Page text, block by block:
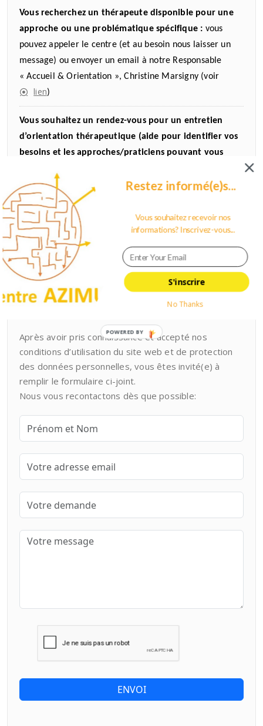
Vous recherchez un thérapeute disponible pour une
approche ou une problématique spécifique : vous
pouvez appeler le centre (et au besoin nous laisser un
message) ou envoyer un email à notre Responsable
« Accueil & Orientation », Christine Marsigny (voir
lien)
Vous souhaitez un rendez-vous pour un entretien
d’orientation thérapeutique (aide pour identifier vos
besoins et les approches/praticiens pouvant vous
vous avec Christine Marsigny (possibilité de prise de rdv
en ligne) voir les
Notre formulaire de contact
pour toute question non
urgente
Après avoir pris connaissance et accepté nos
conditions d’utilisation du site web et de protection
des données personnelles, vous êtes invité(e) à
remplir le formulaire ci-joint.
Nous vous recontactons dès que possible:
ENVOI
S'inscrire
Restez informé(e)s...
Vous souhaitez recevoir nos
informations? Inscrivez-vous...
No Thanks
POWERED BY